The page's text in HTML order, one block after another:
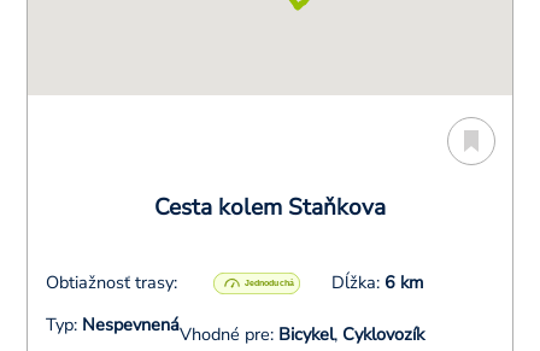
Cesta kolem Staňkova
Obtiažnosť trasy: Dĺžka: 6 km
Typ: NespevnenáVhodné pre: Bicykel, Cyklovozík